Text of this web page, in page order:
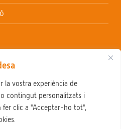
la vostra experiència de
contingut personalitzats i
fer clic a "Acceptar-ho tot",
Política de cookies